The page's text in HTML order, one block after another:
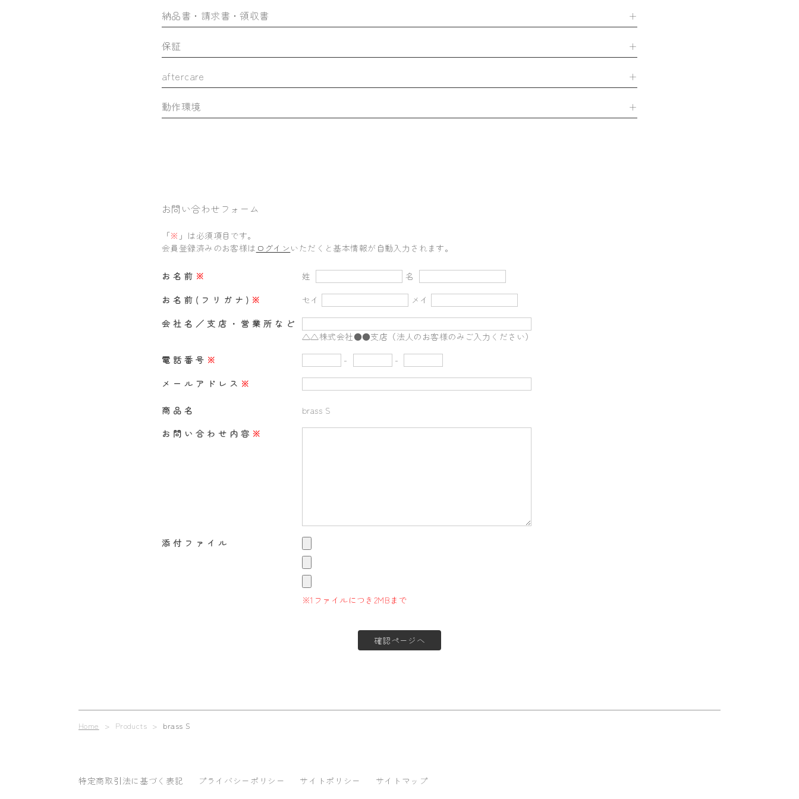
納品書・請求書・領収書
保証
aftercare
動作環境
お問い合わせフォーム
「※ 」は必須項目です。
会員登録済みのお客様は ログイン いただくと基本情報が自動入力されます。
お名前 ※ 姓
名
お名前(フリガナ) ※ セイ
メイ
会社名／支店・営業所など
△△株式会社●●支店（法人のお客様のみご入力ください）
電話番号 ※ -
-
メールアドレス ※
商品名
brass S
お問い合わせ内容 ※
添付ファイル
※1ファイルにつき2MBまで
Home > Products > brass S
特定商取引法に基づく表記 プライバシーポリシー サイトポリシー サイトマップ